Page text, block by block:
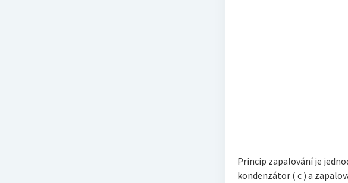
Princip zapalování je
kondenzátor ( c ) a